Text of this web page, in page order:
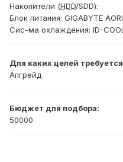
Накопители (HDD/SDD):
Блок питания: GIGABYTE
Сис-ма охлаждения: ID-
Для каких целей
Апгрейд
Бюджет для подбора:
50000